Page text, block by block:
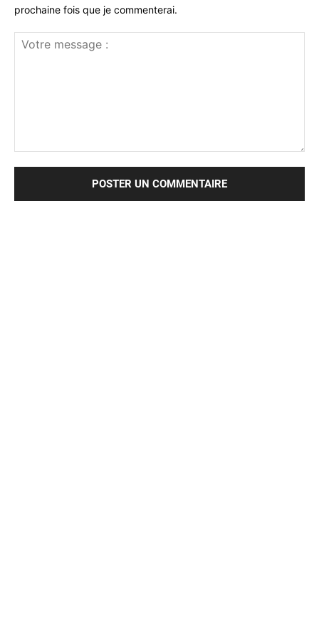
prochaine fois que je commenterai.